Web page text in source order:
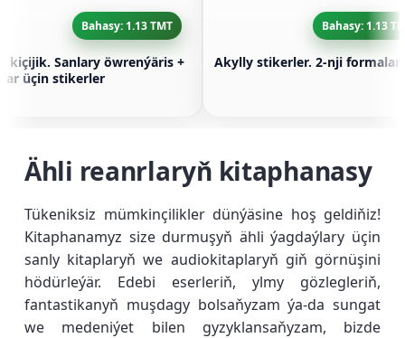
Bahasy: 1.13 TMT
kiçijik. Sanlary öwrenýäris +
üçin stikerler
Bahasy: 1.13
Akylly stikerler. 2-nji formalar
Ähli reanrlaryň kitaphanasy
Tükeniksiz mümkinçilikler dünýäsine hoş geldiňiz!
Kitaphanamyz size durmuşyň ähli ýagdaýlary üçin
sanly kitaplaryň we audiokitaplaryň giň görnüşini
hödürleýär. Edebi eserleriň, ylmy gözlegleriň,
fantastikanyň muşdagy bolsaňyzam ýa-da sungat
we medeniýet bilen gyzyklansaňyzam, bizde